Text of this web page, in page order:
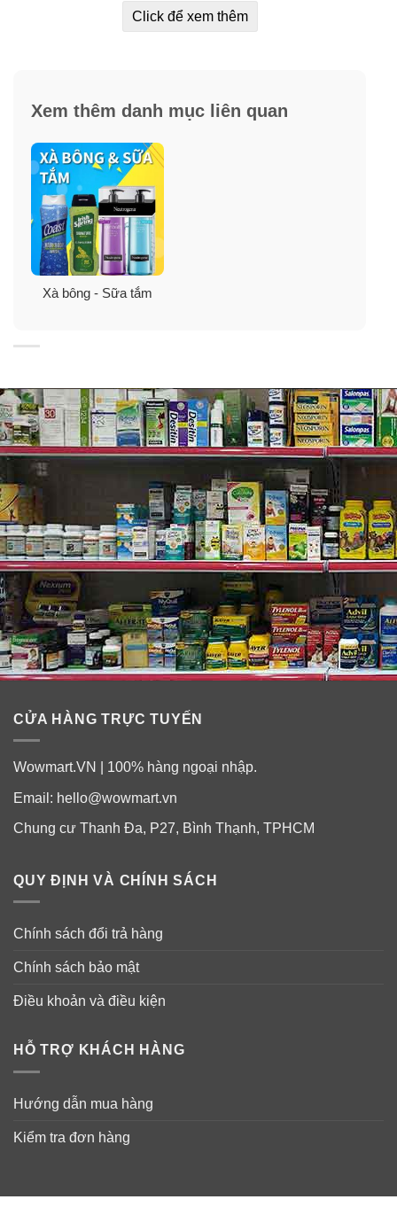
Click để xem thêm
Xem thêm danh mục liên quan
Xà bông - Sữa tắm
CỬA HÀNG TRỰC TUYẾN
Wowmart.VN | 100% hàng ngoại nhập.
Email: hello@wowmart.vn
Chung cư Thanh Đa, P27, Bình Thạnh, TPHCM
QUY ĐỊNH VÀ CHÍNH SÁCH
Chính sách đổi trả hàng
Chính sách bảo mật
Điều khoản và điều kiện
HỖ TRỢ KHÁCH HÀNG
Hướng dẫn mua hàng
Kiểm tra đơn hàng